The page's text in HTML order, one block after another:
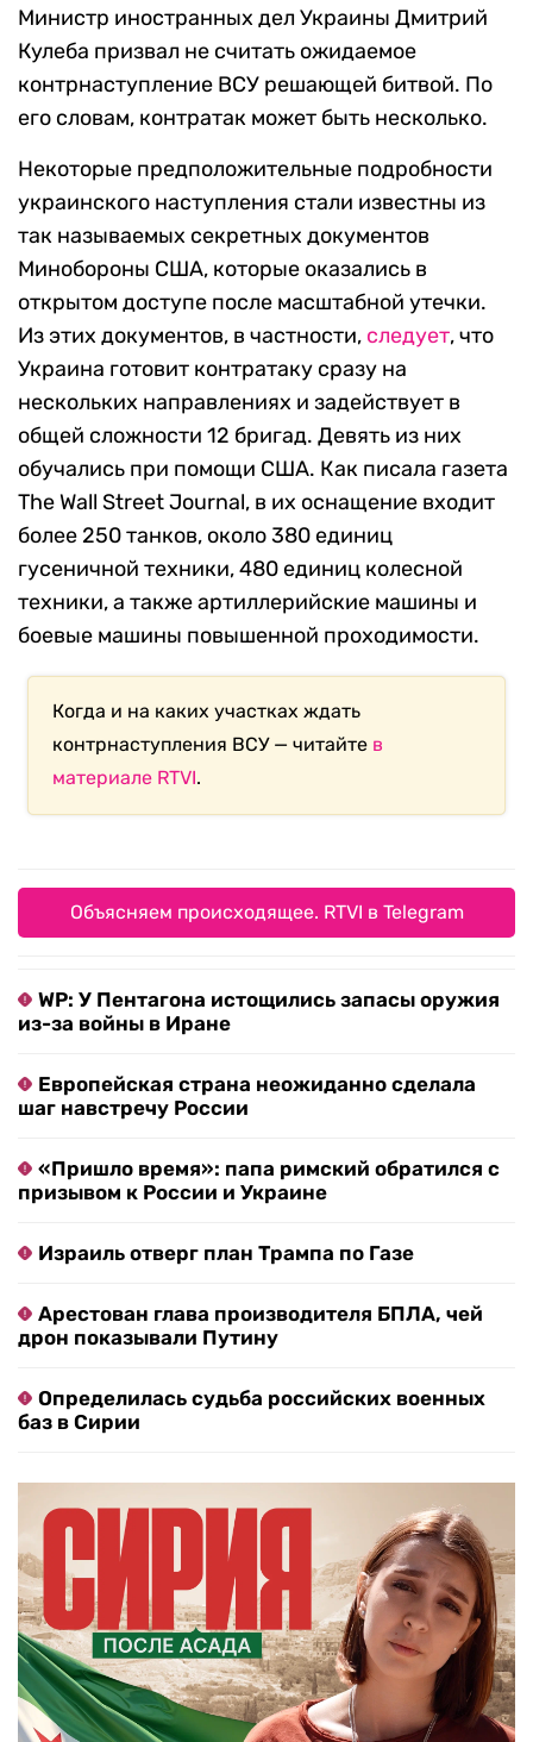
Министр иностранных дел Украины Дмитрий
Кулеба призвал не считать ожидаемое
контрнаступление ВСУ решающей битвой. По
его словам, контратак может быть несколько.
Некоторые предположительные подробности
украинского наступления стали известны из
так называемых секретных документов
Минобороны США, которые оказались в
открытом доступе после масштабной утечки.
Из этих документов, в частности, следует, что
Украина готовит контратаку сразу на
нескольких направлениях и задействует в
общей сложности 12 бригад. Девять из них
обучались при помощи США. Как писала газета
The Wall Street Journal, в их оснащение входит
более 250 танков, около 380 единиц
гусеничной техники, 480 единиц колесной
техники, а также артиллерийские машины и
боевые машины повышенной проходимости.
Когда и на каких участках ждать
контрнаступления ВСУ — читайте в
материале RTVI.
Объясняем происходящее. RTVI в Telegram
WP: У Пентагона истощились запасы оружия
из-за войны в Иране
Европейская страна неожиданно сделала
шаг навстречу России
«Пришло время»: папа римский обратился с
призывом к России и Украине
Израиль отверг план Трампа по Газе
Арестован глава производителя БПЛА, чей
дрон показывали Путину
Определилась судьба российских военных
баз в Сирии